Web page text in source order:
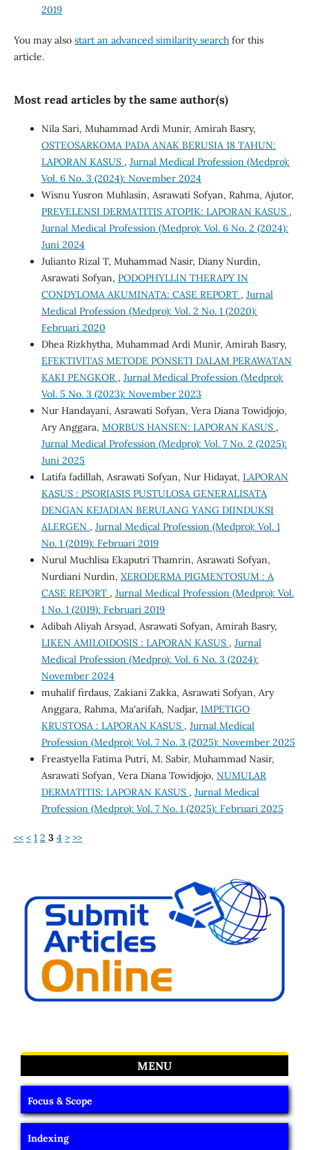
2019
You may also start an advanced similarity searchfor this
article.
Most read articles by the same author(s)
Nila Sari, Muhammad Ardi Munir, Amirah Basry,
OSTEOSARKOMA PADA ANAK BERUSIA 18 TAHUN:
LAPORAN KASUS , Jurnal Medical Profession (Medpro):
Vol. 6 No. 3 (2024): November 2024
Wisnu Yusron Muhlasin, Asrawati Sofyan, Rahma, Ajutor,
PREVELENSI DERMATITIS ATOPIK: LAPORAN KASUS ,
Jurnal Medical Profession (Medpro): Vol. 6 No. 2 (2024):
Juni 2024
Julianto Rizal T, Muhammad Nasir, Diany Nurdin,
Asrawati Sofyan, PODOPHYLLIN THERAPY IN
CONDYLOMA AKUMINATA: CASE REPORT , Jurnal
Medical Profession (Medpro): Vol. 2 No. 1 (2020):
Februari 2020
Dhea Rizkhytha, Muhammad Ardi Munir, Amirah Basry,
EFEKTIVITAS METODE PONSETI DALAM PERAWATAN
KAKI PENGKOR , Jurnal Medical Profession (Medpro):
Vol. 5 No. 3 (2023): November 2023
Nur Handayani, Asrawati Sofyan, Vera Diana Towidjojo,
Ary Anggara, MORBUS HANSEN: LAPORAN KASUS ,
Jurnal Medical Profession (Medpro): Vol. 7 No. 2 (2025):
Juni 2025
Latifa fadillah, Asrawati Sofyan, Nur Hidayat, LAPORAN
KASUS : PSORIASIS PUSTULOSA GENERALISATA
DENGAN KEJADIAN BERULANG YANG DIINDUKSI
ALERGEN , Jurnal Medical Profession (Medpro): Vol. 1
No. 1 (2019): Februari 2019
Nurul Muchlisa Ekaputri Thamrin, Asrawati Sofyan,
Nurdiani Nurdin, XERODERMA PIGMENTOSUM : A
CASE REPORT , Jurnal Medical Profession (Medpro): Vol.
1 No. 1 (2019): Februari 2019
Adibah Aliyah Arsyad, Asrawati Sofyan, Amirah Basry,
LIKEN AMILOIDOSIS : LAPORAN KASUS , Jurnal
Medical Profession (Medpro): Vol. 6 No. 3 (2024):
November 2024
muhalif firdaus, Zakiani Zakka, Asrawati Sofyan, Ary
Anggara, Rahma, Ma'arifah, Nadjar, IMPETIGO
KRUSTOSA : LAPORAN KASUS , Jurnal Medical
Profession (Medpro): Vol. 7 No. 3 (2025): November 2025
Freastyella Fatima Putri, M. Sabir, Muhammad Nasir,
Asrawati Sofyan, Vera Diana Towidjojo, NUMULAR
DERMATITIS: LAPORAN KASUS , Jurnal Medical
Profession (Medpro): Vol. 7 No. 1 (2025): Februari 2025
<< < 1 2 3 4 > >>
MENU
Focus & Scope
Indexing